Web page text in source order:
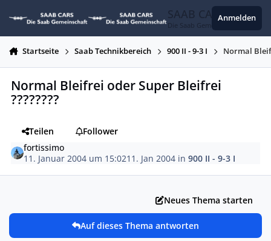
SAAB CARS
Die Saab Gemeinschaft
Anmelden
Startseite Saab Technikbereich 900 II - 9-3 I Normal
Normal Bleifrei oder Super Bleifrei
????????
Teilen
Follower
fortissimo
11. Januar 2004 um 15:0211. Jan 2004 in900 II - 9-3 I
Neues Thema starten
Auf dieses Thema antworten